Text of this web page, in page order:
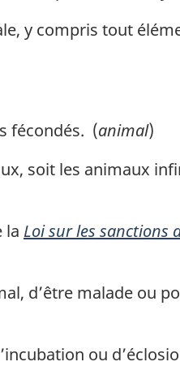
y compris tout
fécondés. (animal)
soit les animaux
la Loi sur les sanctions
d’être malade ou
ou